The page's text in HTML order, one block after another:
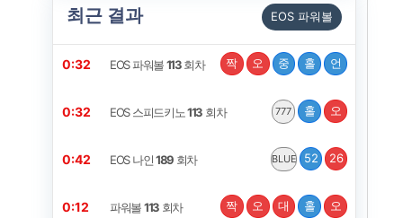
최근 결과 EOS 파워볼
0:32 EOS 파워볼113회차 짝 오 중 홀 언
0:32 EOS 스피드키노113 회차 777 홀 오
0:42 EOS 나인189 회차 BLUE 52 26
0:12 파워볼113회차 짝 오 대 홀 오